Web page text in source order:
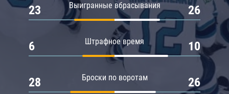
Выигранные вбрасывания
23 26
Штрафное время
6 10
Броски по воротам
28 26